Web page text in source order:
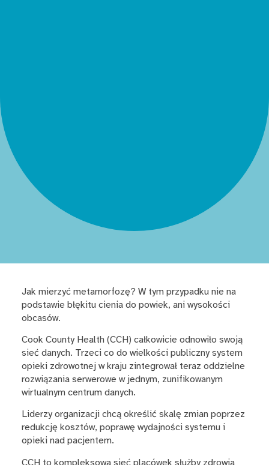
Jak mierzyć metamorfozę? W tym przypadku nie na
podstawie błękitu cienia do powiek, ani wysokości
obcasów.
Cook County Health (CCH) całkowicie odnowiło swoją
sieć danych. Trzeci co do wielkości publiczny system
opieki zdrowotnej w kraju zintegrował teraz oddzielne
rozwiązania serwerowe w jednym, zunifikowanym
wirtualnym centrum danych.
Liderzy organizacji chcą określić skalę zmian poprzez
redukcję kosztów, poprawę wydajności systemu i
opieki nad pacjentem.
CCH to kompleksowa sieć placówek służby zdrowia